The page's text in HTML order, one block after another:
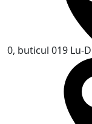
0, buticul 019 Lu-